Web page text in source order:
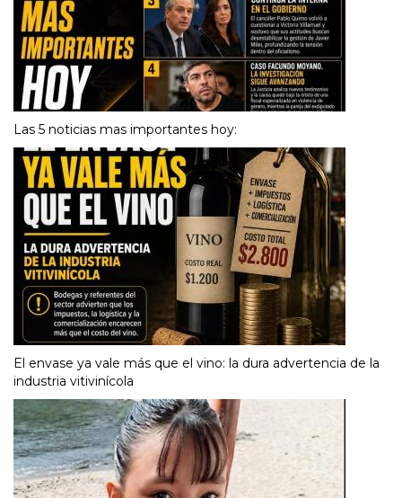
Las 5 noticias mas importantes hoy:
El envase ya vale más que el vino: la dura advertencia de la
industria vitivinícola